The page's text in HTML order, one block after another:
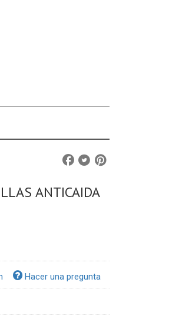
ANTICAIDA
Hacer una pregunta